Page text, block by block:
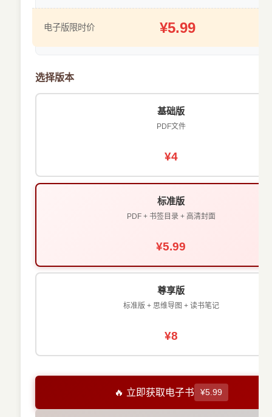
电子版限时价 ¥5.99
选择版本
基础版
PDF文件
¥4
标准版
PDF + 书签目录 + 高清封面
¥5.99
尊享版
标准版 + 思维导图 + 读书笔记
¥8
🔥 立即获取电子书 ¥5.99